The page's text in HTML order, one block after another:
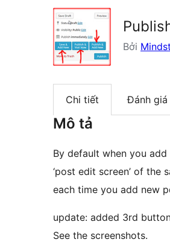
Bởi
Chi tiết Đánh giá
Mô tả
By default when you add
‘post edit screen’ of
each time you add new
update: added 3rd
See the screenshots.